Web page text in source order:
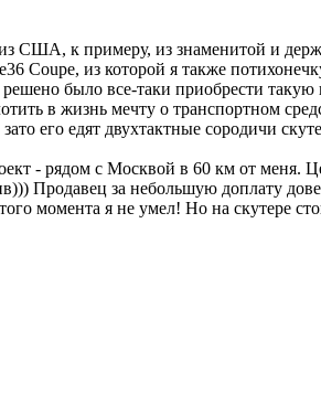
из США, к примеру, из знаменитой и
Coupe, из которой я также
было все-таки приобрести
в жизнь мечту о транспортном
его едят двухтактные сородичи
- рядом с Москвой в 60 км от меня.
Продавец за небольшую доплату
момента я не умел! Но на скутере